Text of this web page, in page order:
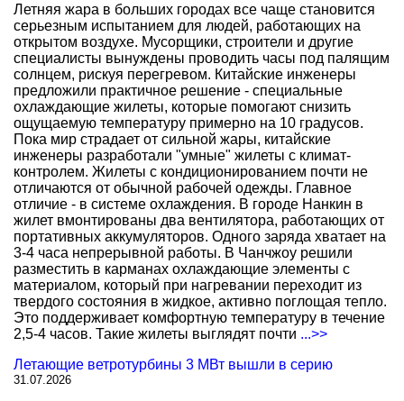
Летняя жара в больших городах все чаще становится
серьезным испытанием для людей, работающих на
открытом воздухе. Мусорщики, строители и другие
специалисты вынуждены проводить часы под палящим
солнцем, рискуя перегревом. Китайские инженеры
предложили практичное решение - специальные
охлаждающие жилеты, которые помогают снизить
ощущаемую температуру примерно на 10 градусов.
Пока мир страдает от сильной жары, китайские
инженеры разработали "умные" жилеты с климат-
контролем. Жилеты с кондиционированием почти не
отличаются от обычной рабочей одежды. Главное
отличие - в системе охлаждения. В городе Нанкин в
жилет вмонтированы два вентилятора, работающих от
портативных аккумуляторов. Одного заряда хватает на
3-4 часа непрерывной работы. В Чанчжоу решили
разместить в карманах охлаждающие элементы с
материалом, который при нагревании переходит из
твердого состояния в жидкое, активно поглощая тепло.
Это поддерживает комфортную температуру в течение
2,5-4 часов. Такие жилеты выглядят почти ...>>
Летающие ветротурбины 3 МВт вышли в серию
31.07.2026